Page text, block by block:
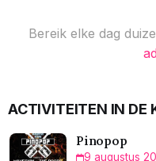
Bereik elke dag
ACTIVITEITEN IN DE
Pinopop
9 augustus